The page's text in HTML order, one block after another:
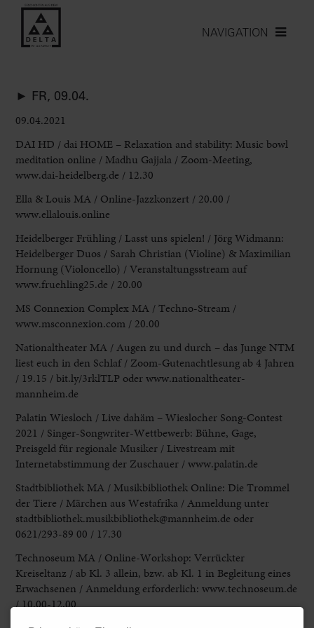
NAVIGATION
► FR, 09.04.
09.04.2021
DAI HD / dai HOME – Relaxation and stability: Music bowl
meditation online / Madhu Gajjala / Zoom-Meeting,
www.dai-heidelberg.de / 12.30
Ella & Louis MA / Online-Jazzkonzert / 20.00 /
www.ellalouis.online
Heidelberger Frühling / Lasst uns spielen! / Jörg Widmann:
Heidelberger Duos / Sarah Christian (Violine) & Maximilian
Hornung (Violoncello) / Veranstaltungsstream auf
www.fruehling25.de / 20.00
MS Connexion Complex MA / Techno-Stream /
www.msconnexion.com / 20.00
Nationaltheater MA / Augen zu und durch – das Junge NTM
liest euch in den Schlaf / Zoom-Gutenachtlesung ab 4 Jahren
/ 19.15 / bit.ly/3rklTLP oder www.nationaltheater-
mannheim.de
Palatin Wiesloch / Live dahäm –Wieslocher Song-Contest
2021 / Singer-Songwriter-Wettbewerb: Bühne, Gage,
Preisgeld für regionale Musiker / Livestream mit
Internetabstimmung der Zuschauer /www.palatin.de
Stadtbibliothek MA / Musikbibliothek Online: Die Trommel
der Tiere / Märchen aus Westafrika / Anmeldung unter
stadtbibliothek.musikbibliothek@mannheim.de oder
0621/293-89 00 / 17.30
Technoseum MA / Online-Workshop: Verrückter
Kreiseltanz / ab Kl. 3 allein, bzw. ab Kl. 1 in Begleitung eines
Erwachsenen / Anmeldung erforderlich: www.technoseum.de
/ 10.00-12.00